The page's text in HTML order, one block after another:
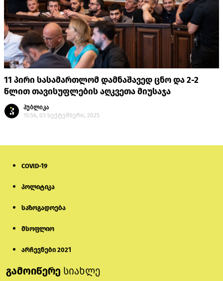
11 პირი სასამართლომ დამნაშავედ ცნო და 2-2
წლით თავისუფლების აღკვეთა მიუსაჯა
პუბლიკა
15:56, 03 სექტემბერი, 2025
COVID-19
პოლიტიკა
საზოგადოება
მსოფლიო
არჩევნები 2021
გამოიწერე სიახლე